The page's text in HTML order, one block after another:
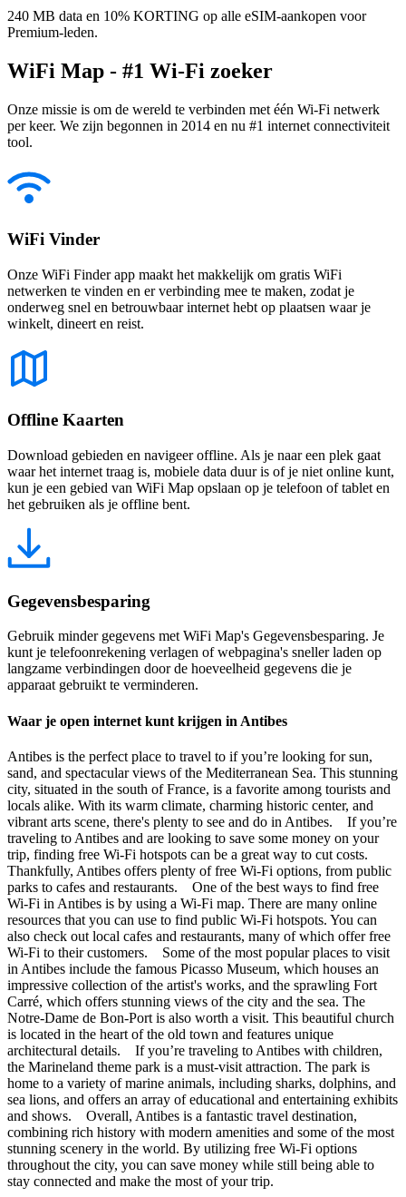
240 MB data en 10% KORTING op alle eSIM-aankopen voor
Premium-leden.
WiFi Map - #1 Wi-Fi zoeker
Onze missie is om de wereld te verbinden met één Wi-Fi netwerk
per keer. We zijn begonnen in 2014 en nu #1 internet connectiviteit
tool.
WiFi Vinder
Onze WiFi Finder app maakt het makkelijk om gratis WiFi
netwerken te vinden en er verbinding mee te maken, zodat je
onderweg snel en betrouwbaar internet hebt op plaatsen waar je
winkelt, dineert en reist.
Offline Kaarten
Download gebieden en navigeer offline. Als je naar een plek gaat
waar het internet traag is, mobiele data duur is of je niet online kunt,
kun je een gebied van WiFi Map opslaan op je telefoon of tablet en
het gebruiken als je offline bent.
Gegevensbesparing
Gebruik minder gegevens met WiFi Map's Gegevensbesparing. Je
kunt je telefoonrekening verlagen of webpagina's sneller laden op
langzame verbindingen door de hoeveelheid gegevens die je
apparaat gebruikt te verminderen.
Waar je open internet kunt krijgen in Antibes
Antibes is the perfect place to travel to if you’re looking for sun,
sand, and spectacular views of the Mediterranean Sea. This stunning
city, situated in the south of France, is a favorite among tourists and
locals alike. With its warm climate, charming historic center, and
vibrant arts scene, there's plenty to see and do in Antibes. If you’re
traveling to Antibes and are looking to save some money on your
trip, finding free Wi-Fi hotspots can be a great way to cut costs.
Thankfully, Antibes offers plenty of free Wi-Fi options, from public
parks to cafes and restaurants. One of the best ways to find free
Wi-Fi in Antibes is by using a Wi-Fi map. There are many online
resources that you can use to find public Wi-Fi hotspots. You can
also check out local cafes and restaurants, many of which offer free
Wi-Fi to their customers. Some of the most popular places to visit
in Antibes include the famous Picasso Museum, which houses an
impressive collection of the artist's works, and the sprawling Fort
Carré, which offers stunning views of the city and the sea. The
Notre-Dame de Bon-Port is also worth a visit. This beautiful church
is located in the heart of the old town and features unique
architectural details. If you’re traveling to Antibes with children,
the Marineland theme park is a must-visit attraction. The park is
home to a variety of marine animals, including sharks, dolphins, and
sea lions, and offers an array of educational and entertaining exhibits
and shows. Overall, Antibes is a fantastic travel destination,
combining rich history with modern amenities and some of the most
stunning scenery in the world. By utilizing free Wi-Fi options
throughout the city, you can save money while still being able to
stay connected and make the most of your trip.